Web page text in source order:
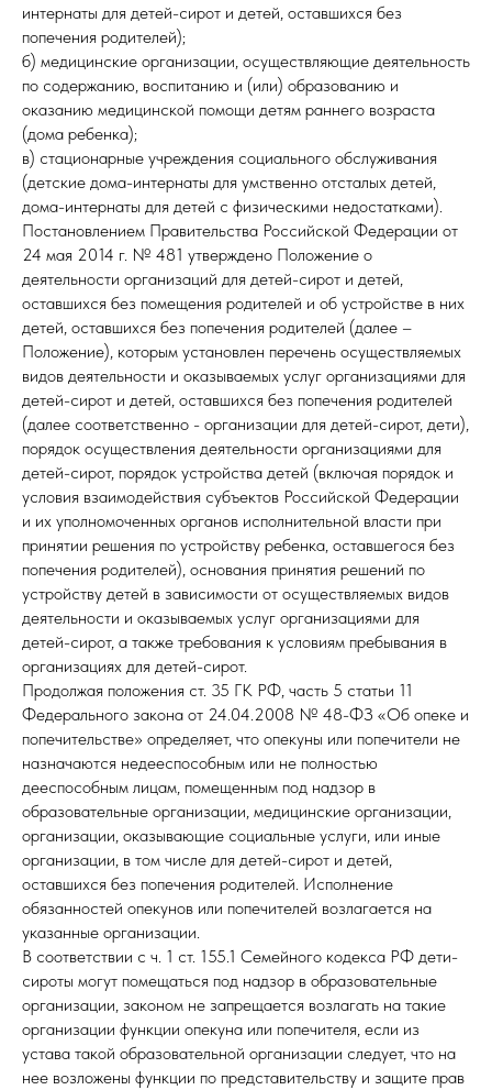
интернаты для детей-сирот и детей, оставшихся без
попечения родителей);
б) медицинские организации, осуществляющие деятельность
по содержанию, воспитанию и (или) образованию и
оказанию медицинской помощи детям раннего возраста
(дома ребенка);
в) стационарные учреждения социального обслуживания
(детские дома-интернаты для умственно отсталых детей,
дома-интернаты для детей с физическими недостатками).
Постановлением Правительства Российской Федерации от
24 мая 2014 г. № 481 утверждено Положение о
деятельности организаций для детей-сирот и детей,
оставшихся без помещения родителей и об устройстве в них
детей, оставшихся без попечения родителей (далее –
Положение), которым установлен перечень осуществляемых
видов деятельности и оказываемых услуг организациями для
детей-сирот и детей, оставшихся без попечения родителей
(далее соответственно - организации для детей-сирот, дети),
порядок осуществления деятельности организациями для
детей-сирот, порядок устройства детей (включая порядок и
условия взаимодействия субъектов Российской Федерации
и их уполномоченных органов исполнительной власти при
принятии решения по устройству ребенка, оставшегося без
попечения родителей), основания принятия решений по
устройству детей в зависимости от осуществляемых видов
деятельности и оказываемых услуг организациями для
детей-сирот, а также требования к условиям пребывания в
организациях для детей-сирот.
Продолжая положения ст. 35 ГК РФ, часть 5 статьи 11
Федерального закона от 24.04.2008 № 48-ФЗ «Об опеке и
попечительстве» определяет, что опекуны или попечители не
назначаются недееспособным или не полностью
дееспособным лицам, помещенным под надзор в
образовательные организации, медицинские организации,
организации, оказывающие социальные услуги, или иные
организации, в том числе для детей-сирот и детей,
оставшихся без попечения родителей. Исполнение
обязанностей опекунов или попечителей возлагается на
указанные организации.
В соответствии с ч. 1 ст. 155.1 Семейного кодекса РФ дети-
сироты могут помещаться под надзор в образовательные
организации, законом не запрещается возлагать на такие
организации функции опекуна или попечителя, если из
устава такой образовательной организации следует, что на
нее возложены функции по представительству и защите прав